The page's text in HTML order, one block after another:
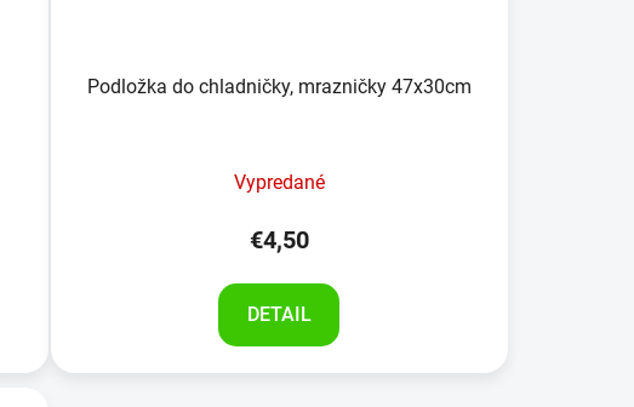
Podložka do chladničky, mrazničky 47x30cm
Vypredané
€4,50
DETAIL